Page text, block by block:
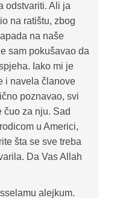
odstvariti. Ali ja
na ratištu, zbog
na naše
sam pokušavao da
Iako mi je
i navela članove
poznavao, svi
čuo za nju. Sad
u Americi,
šta se sve treba
Da Vas Allah
alejkum.